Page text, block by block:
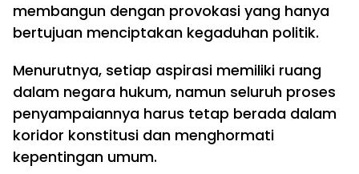
membangun dengan provokasi yang hanya
bertujuan menciptakan kegaduhan politik.
Menurutnya, setiap aspirasi memiliki ruang
dalam negara hukum, namun seluruh proses
penyampaiannya harus tetap berada dalam
koridor konstitusi dan menghormati
kepentingan umum.